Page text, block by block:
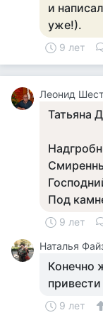
и
уже!).
9 лет
Леонид
Татьяна
Под
9 лет
Наталья
Конечно
9 лет